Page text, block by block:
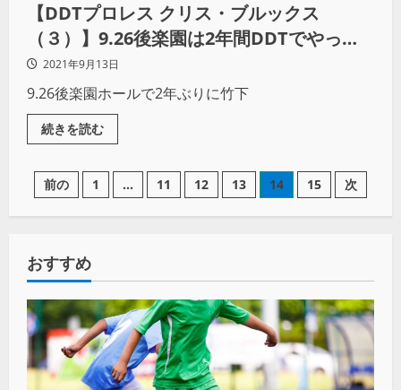
【DDTプロレス クリス・ブルックス
（３）】9.26後楽園は2年間DDTでやって
きたことを見せる集大成の試合
2021年9月13日
9.26後楽園ホールで2年ぶりに竹下
続きを読む
前の 1 … 11 12 13 14 15 次
おすすめ